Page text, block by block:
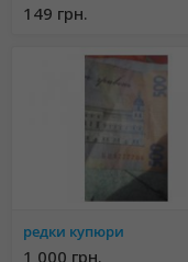
149 грн.
редки купюри
1 000 грн.